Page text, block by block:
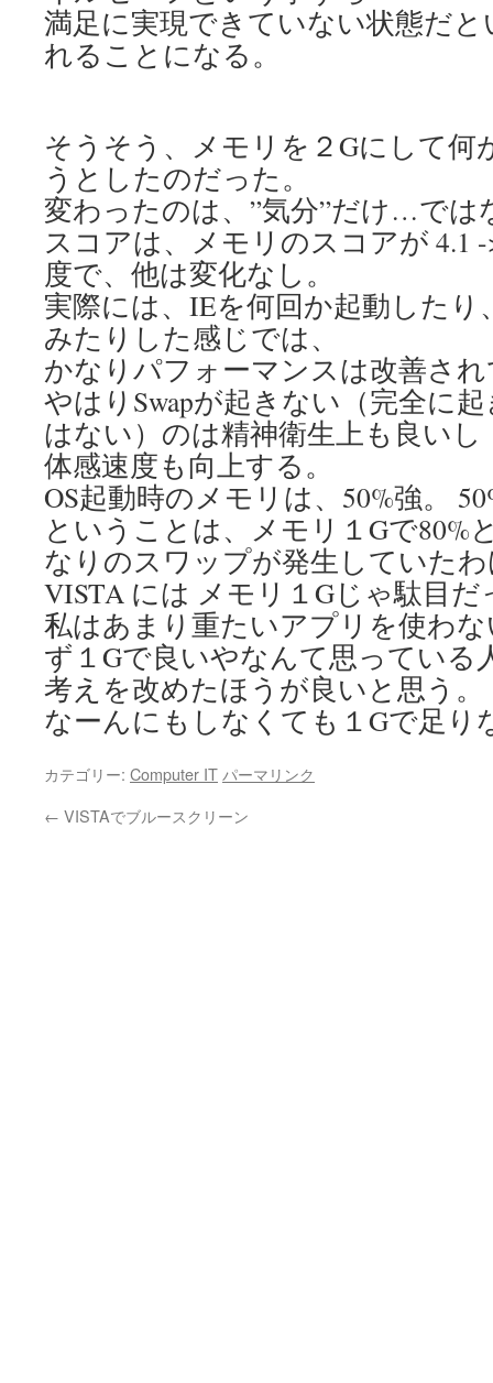
満足に実現できていない状態だ
れることになる。
そうそう、メモリを２Gにして何
うとしたのだった。
変わったのは、”気分”だけ…では
スコアは、メモリのスコアが 4.1
度で、他は変化なし。
実際には、IEを何回か起動したり
みたりした感じでは、
かなりパフォーマンスは改善さ
やはりSwapが起きない（完全に
はない）のは精神衛生上も良いし
体感速度も向上する。
OS起動時のメモリは、50%強。
ということは、メモリ１Gで80%
なりのスワップが発生していた
VISTA には メモリ１Gじゃ駄目
私はあまり重たいアプリを使わ
ず１Gで良いやなんて思っている
考えを改めたほうが良いと思う。
なーんにもしなくても１Gで足
カテゴリー: Computer IT パーマリンク
← VISTAでブルースクリーン